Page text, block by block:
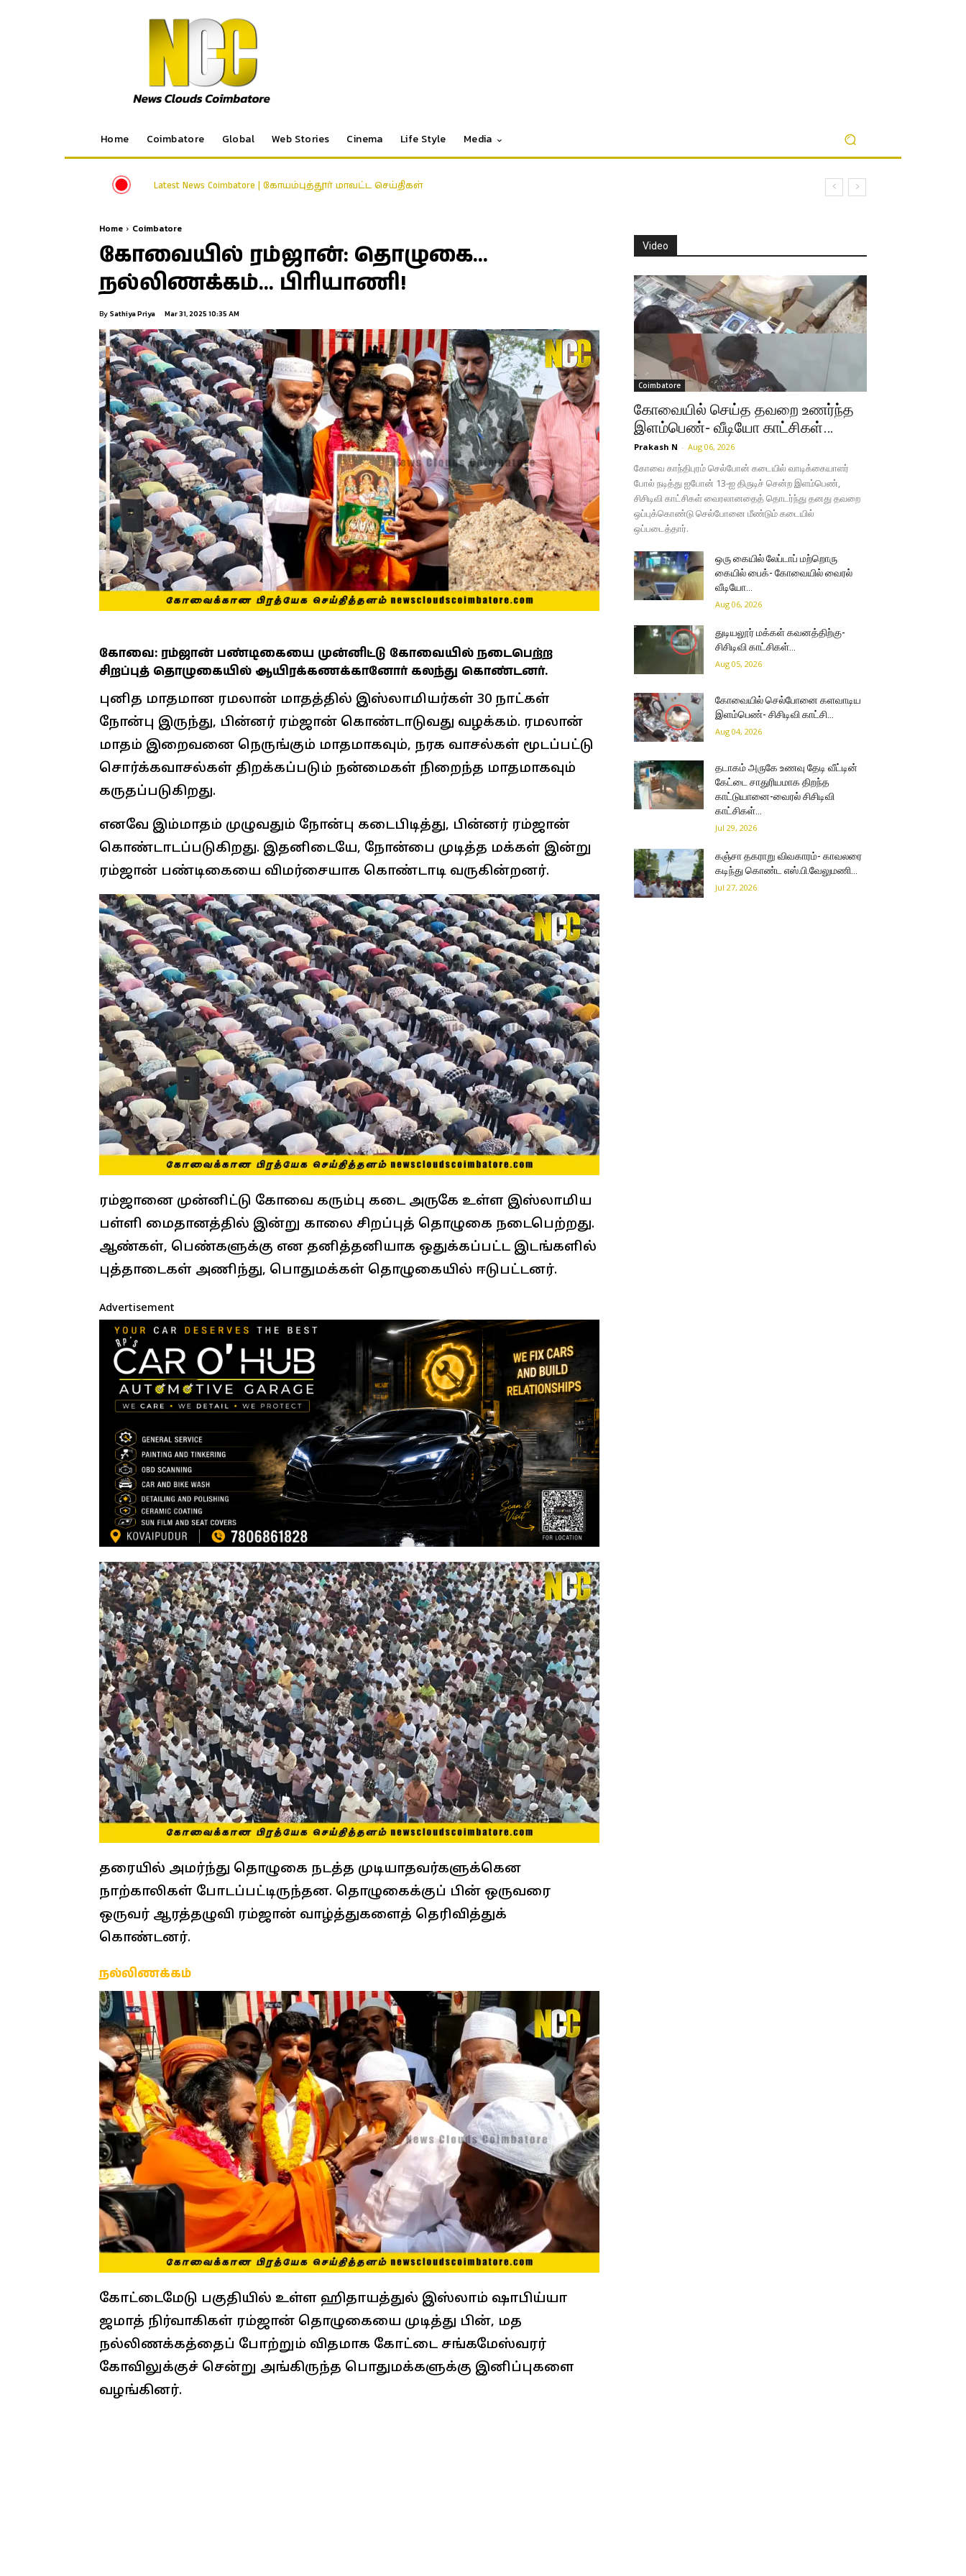
Home Coimbatore Global Web Stories Cinema Life Style Media
Latest News Coimbatore | கோயம்புத்தூர் மாவட்ட செய்திகள்
Home Coimbatore
கோவையில் ரம்ஜான்: தொழுகை…
நல்லிணக்கம்… பிரியாணி!
By Sathiya Priya Mar 31, 2025 10:35 AM
கோவை: ரம்ஜான் பண்டிகையை முன்னிட்டு கோவையில் நடைபெற்ற
சிறப்புத் தொழுகையில் ஆயிரக்கணக்கானோர் கலந்து கொண்டனர்.
புனித மாதமான ரமலான் மாதத்தில் இஸ்லாமியர்கள் 30 நாட்கள்
நோன்பு இருந்து, பின்னர் ரம்ஜான் கொண்டாடுவது வழக்கம். ரமலான்
மாதம் இறைவனை நெருங்கும் மாதமாகவும், நரக வாசல்கள் மூடப்பட்டு
சொர்க்கவாசல்கள் திறக்கப்படும் நன்மைகள் நிறைந்த மாதமாகவும்
கருதப்படுகிறது.
எனவே இம்மாதம் முழுவதும் நோன்பு கடைபிடித்து, பின்னர் ரம்ஜான்
கொண்டாடப்படுகிறது. இதனிடையே, நோன்பை முடித்த மக்கள் இன்று
ரம்ஜான் பண்டிகையை விமர்சையாக கொண்டாடி வருகின்றனர்.
ரம்ஜானை முன்னிட்டு கோவை கரும்பு கடை அருகே உள்ள இஸ்லாமிய
பள்ளி மைதானத்தில் இன்று காலை சிறப்புத் தொழுகை நடைபெற்றது.
ஆண்கள், பெண்களுக்கு என தனித்தனியாக ஒதுக்கப்பட்ட இடங்களில்
புத்தாடைகள் அணிந்து, பொதுமக்கள் தொழுகையில் ஈடுபட்டனர்.
Advertisement
தரையில் அமர்ந்து தொழுகை நடத்த முடியாதவர்களுக்கென
நாற்காலிகள் போடப்பட்டிருந்தன. தொழுகைக்குப் பின் ஒருவரை
ஒருவர் ஆரத்தழுவி ரம்ஜான் வாழ்த்துகளைத் தெரிவித்துக்
கொண்டனர்.
நல்லிணக்கம்
கோட்டைமேடு பகுதியில் உள்ள ஹிதாயத்துல் இஸ்லாம் ஷாபிய்யா
ஜமாத் நிர்வாகிகள் ரம்ஜான் தொழுகையை முடித்து பின், மத
நல்லிணக்கத்தைப் போற்றும் விதமாக கோட்டை சங்கமேஸ்வரர்
கோவிலுக்குச் சென்று அங்கிருந்த பொதுமக்களுக்கு இனிப்புகளை
வழங்கினர்.
Video
Coimbatore
கோவையில் செய்த தவறை உணர்ந்த
இளம்பெண்- வீடியோ காட்சிகள்…
Prakash N - Aug 06, 2026
கோவை காந்திபுரம் செல்போன் கடையில் வாடிக்கையாளர்
போல் நடித்து ஐபோன் 13-ஐ திருடிச் சென்ற இளம்பெண்,
சிசிடிவி காட்சிகள் வைரலானதைத் தொடர்ந்து தனது தவறை
ஒப்புக்கொண்டு செல்போனை மீண்டும் கடையில்
ஒப்படைத்தார்.
ஒரு கையில் லேப்டாப் மற்றொரு
கையில் பைக்- கோவையில் வைரல்
வீடியோ…
Aug 06, 2026
துடியலூர் மக்கள் கவனத்திற்கு-
சிசிடிவி காட்சிகள்…
Aug 05, 2026
கோவையில் செல்போனை களவாடிய
இளம்பெண்- சிசிடிவி காட்சி…
Aug 04, 2026
தடாகம் அருகே உணவு தேடி வீட்டின்
கேட்டை சாதுரியமாக திறந்த
காட்டுயானை-வைரல் சிசிடிவி
காட்சிகள்…
Jul 29, 2026
கஞ்சா தகராறு விவகாரம்- காவலரை
கடிந்து கொண்ட எஸ்.பி.வேலுமணி…
Jul 27, 2026